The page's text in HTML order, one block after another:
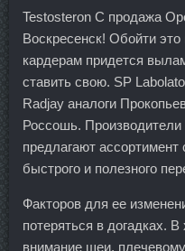
Testosteron C продажа
Воскресенск! Обойти
кардерам придется
ставить свою. SP
Radjay аналоги
Россошь. Производители
предлагают ассортимент
быстрого и полезного
Факторов для ее
потеряться в догадках.
внимание шеи,